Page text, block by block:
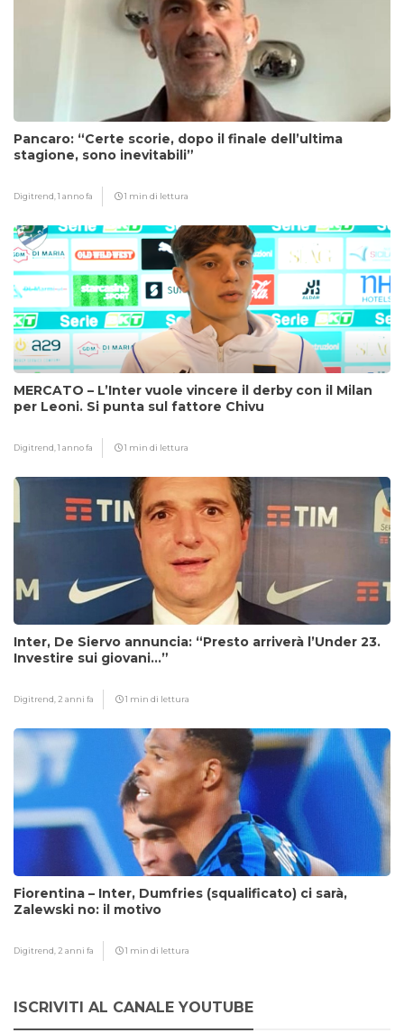
Pancaro: “Certe scorie, dopo il finale dell’ultima
stagione, sono inevitabili”
Digitrend,1 anno fa 1 min di lettura
MERCATO – L’Inter vuole vincere il derby con il Milan
per Leoni. Si punta sul fattore Chivu
Digitrend,1 anno fa 1 min di lettura
Inter, De Siervo annuncia: “Presto arriverà l’Under 23.
Investire sui giovani…”
Digitrend, 2 anni fa 1 min di lettura
Fiorentina – Inter, Dumfries (squalificato) ci sarà,
Zalewski no: il motivo
Digitrend, 2 anni fa 1 min di lettura
ISCRIVITI AL CANALE YOUTUBE